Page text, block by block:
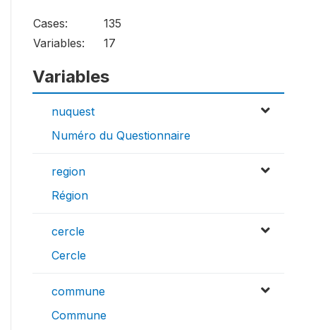
Cases:
135
Variables:
17
Variables
nuquest
Numéro du Questionnaire
region
Région
cercle
Cercle
commune
Commune